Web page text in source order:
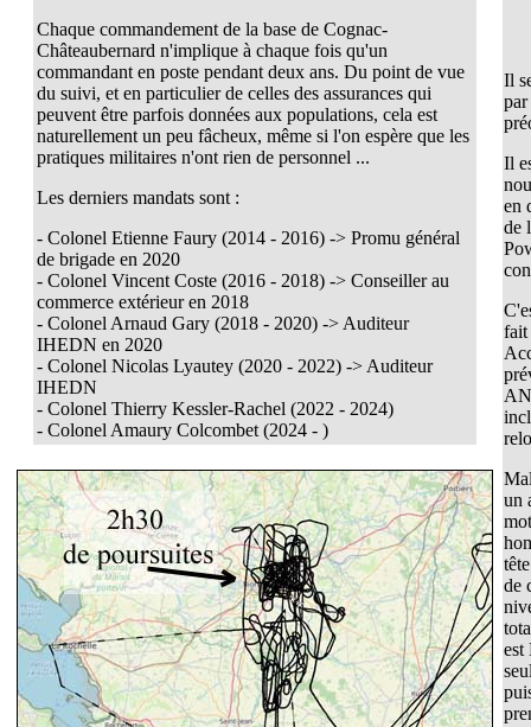
Chaque commandement de la base de Cognac-
Châteaubernard n'implique à chaque fois qu'un
commandant en poste pendant deux ans. Du point de vue
du suivi, et en particulier de celles des assurances qui
peuvent être parfois données aux populations, cela est
naturellement un peu fâcheux, même si l'on espère que les
pratiques militaires n'ont rien de personnel ...
Les derniers mandats sont :
- Colonel Etienne Faury (2014 - 2016) -> Promu général
de brigade en 2020
- Colonel Vincent Coste (2016 - 2018) -> Conseiller au
commerce extérieur en 2018
- Colonel Arnaud Gary (2018 - 2020) -> Auditeur
IHEDN en 2020
- Colonel Nicolas Lyautey (2020 - 2022) -> Auditeur
IHEDN
- Colonel Thierry Kessler-Rachel (2022 - 2024)
- Colonel Amaury Colcombet (2024 - )
Il
Il
en
de
fait
un
de
est